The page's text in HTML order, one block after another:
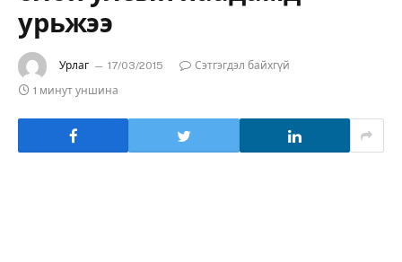
урьжээ
Урлаг 17/03/2015
Сэтгэгдэл байхгүй
1 минут уншина